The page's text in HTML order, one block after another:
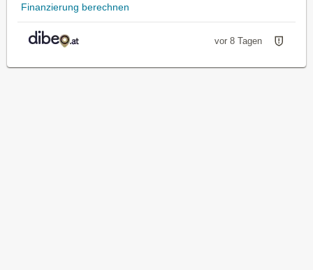
Finanzierung berechnen
vor 8 Tagen